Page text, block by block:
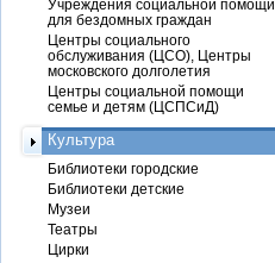
Учреждения социальной помощи
для бездомных граждан
Центры социального
обслуживания (ЦСО), Центры
московского долголетия
Центры социальной помощи
семье и детям (ЦСПСиД)
Культура
Библиотеки городские
Библиотеки детские
Музеи
Театры
Цирки